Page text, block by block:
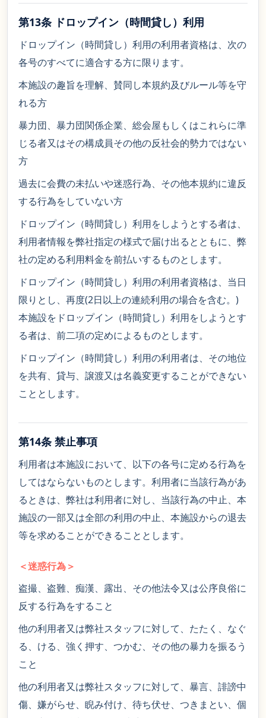
第13条 ドロップイン（時間貸し）利用
ドロップイン（時間貸し）利用の利用者資格は、次の
各号のすべてに適合する方に限ります。
本施設の趣旨を理解、賛同し本規約及びルール等を守
れる方
暴力団、暴力団関係企業、総会屋もしくはこれらに準
じる者又はその構成員その他の反社会的勢力ではない
方
過去に会費の未払いや迷惑行為、その他本規約に違反
する行為をしていない方
ドロップイン（時間貸し）利用をしようとする者は、
利用者情報を弊社指定の様式で届け出るとともに、弊
社の定める利用料金を前払いするものとします。
ドロップイン（時間貸し）利用の利用者資格は、当日
限りとし、再度(2日以上の連続利用の場合を含む。)
本施設をドロップイン（時間貸し）利用をしようとす
る者は、前二項の定めによるものとします。
ドロップイン（時間貸し）利用の利用者は、その地位
を共有、貸与、譲渡又は名義変更することができない
こととします。
第14条 禁止事項
利用者は本施設において、以下の各号に定める行為を
してはならないものとします。利用者に当該行為があ
るときは、弊社は利用者に対し、当該行為の中止、本
施設の一部又は全部の利用の中止、本施設からの退去
等を求めることができることとします。
＜迷惑行為＞
盗撮、盗難、痴漢、露出、その他法令又は公序良俗に
反する行為をすること
他の利用者又は弊社スタッフに対して、たたく、なぐ
る、ける、強く押す、つかむ、その他の暴力を振るう
こと
他の利用者又は弊社スタッフに対して、暴言、誹謗中
傷、嫌がらせ、睨み付け、待ち伏せ、つきまとい、個